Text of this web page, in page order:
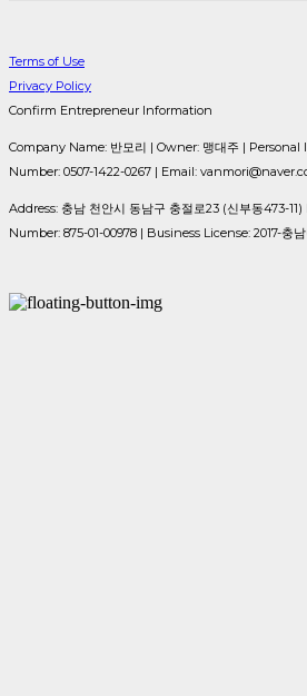
Terms of Use
Privacy Policy
Confirm Entrepreneur Information
Company Name: 반모리 | Owner: 맹대주 |
Number: 0507-1422-0267 | Email:
Address: 충남 천안시 동남구 충절로23 (신부동473-
Number: 875-01-00978 | Business License: 2017-충